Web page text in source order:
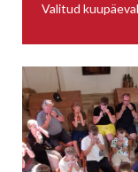
Valitud